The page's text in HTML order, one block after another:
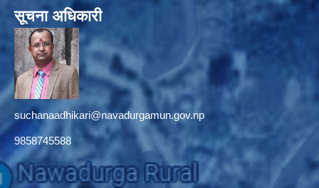
सूचना अधिकारी
suchanaadhikari@navadurgamun.gov.np
9858745588